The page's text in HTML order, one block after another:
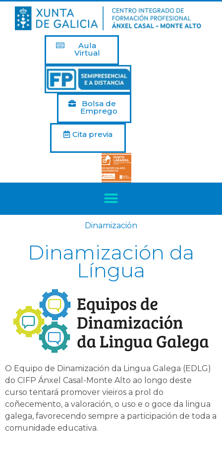
Aula
Virtual
Bolsa de
Emprego
Cita previa
Dinamización
Dinamización da
Língua
O Equipo de Dinamización da Lingua Galega (EDLG)
do CIFP Ánxel Casal-Monte Alto ao longo deste
curso tentará promover vieiros a prol do
coñecemento, a valoración, o uso e o goce da lingua
galega, favorecendo sempre a participación de toda a
comunidade educativa.